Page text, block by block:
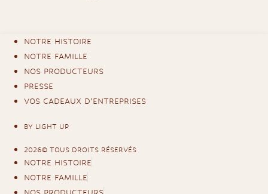
NOTRE HISTOIRE
NOTRE FAMILLE
NOS PRODUCTEURS
PRESSE
VOS CADEAUX D'ENTREPRISES
BY LIGHT UP
2026© TOUS DROITS RÉSERVÉS
NOTRE HISTOIRE
NOTRE FAMILLE